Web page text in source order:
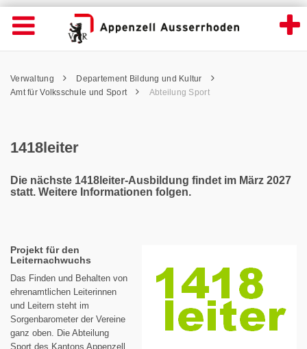
1418leiter - Appenzell Ausserrhoden
Wichtige
Seiten
Home
Inhalt
Kontakt
Navigation öffnen
Inhalt
Pfadnavigation
Verwaltung
Departement Bildung und Kultur
Amt für Volksschule und Sport
Abteilung Sport
1418leiter
Die nächste 1418leiter-Ausbildung findet im März 2027
statt. Weitere Informationen folgen.
Projekt für den
Leiternachwuchs
Das Finden und Behalten von
ehrenamtlichen Leiterinnen
und Leitern steht im
Sorgenbarometer der Vereine
ganz oben. Die Abteilung
Sport des Kantons Appenzell